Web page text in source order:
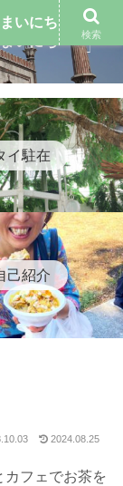
イ駐在
己紹介
2024.08.25
フェでお茶を
いにち
検索